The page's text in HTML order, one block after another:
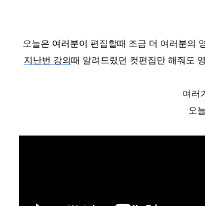
오늘은 여러분이 편집할때 조금 더 여러분의
지난번 강의 때 알려드렸던 컷편집만 해줘도
여러
오